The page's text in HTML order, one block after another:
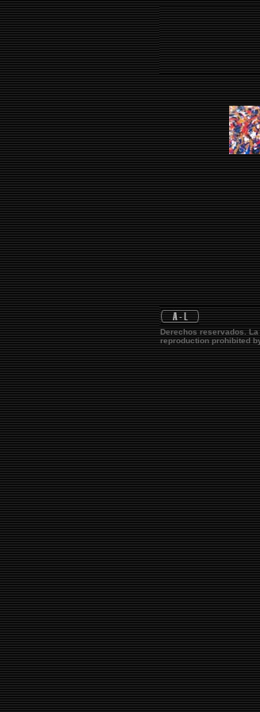
Derechos reservados.
reproduction prohibited